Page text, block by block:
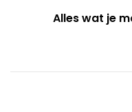
Alles wat je